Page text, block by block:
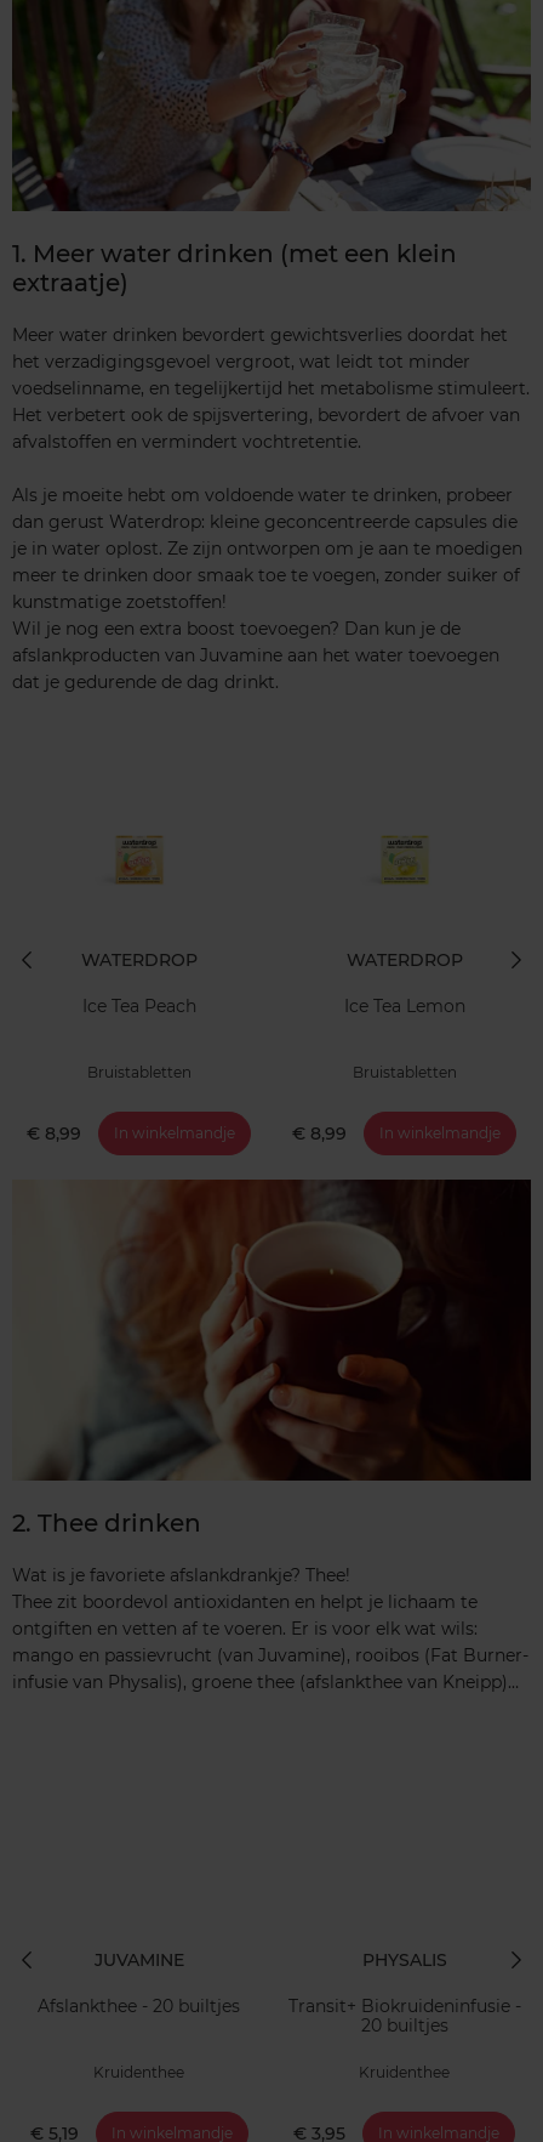
1. Meer water drinken (met een klein
extraatje)
Meer water drinken bevordert gewichtsverlies doordat het
het verzadigingsgevoel vergroot, wat leidt tot minder
voedselinname, en tegelijkertijd het metabolisme stimuleert.
Het verbetert ook de spijsvertering, bevordert de afvoer van
afvalstoffen en vermindert vochtretentie.
Als je moeite hebt om voldoende water te drinken, probeer
dan gerust Waterdrop: kleine geconcentreerde capsules die
je in water oplost. Ze zijn ontworpen om je aan te moedigen
meer te drinken door smaak toe te voegen, zonder suiker of
kunstmatige zoetstoffen!
Wil je nog een extra boost toevoegen? Dan kun je de
afslankproducten van Juvamine aan het water toevoegen
dat je gedurende de dag drinkt.
WATERDROP
Ice Tea Peach
Bruistabletten
€ 8,99 In winkelmandje
WATERDROP
Ice Tea Lemon
Bruistabletten
€ 8,99 In winkelmandje
2. Thee drinken
Wat is je favoriete afslankdrankje? Thee!
Thee zit boordevol antioxidanten en helpt je lichaam te
ontgiften en vetten af te voeren. Er is voor elk wat wils:
mango en passievrucht (van Juvamine), rooibos (Fat Burner-
infusie van Physalis), groene thee (afslankthee van Kneipp)…
JUVAMINE
Afslankthee - 20 builtjes
Kruidenthee
€ 5,19 In winkelmandje
PHYSALIS
Transit+ Biokruideninfusie -
20 builtjes
Kruidenthee
€ 3,95 In winkelmandje